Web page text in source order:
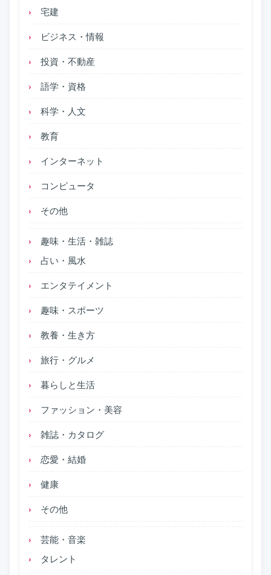
宅建
ビジネス・情報
投資・不動産
語学・資格
科学・人文
教育
インターネット
コンピュータ
その他
趣味・生活・雑誌
占い・風水
エンタテイメント
趣味・スポーツ
教養・生き方
旅行・グルメ
暮らしと生活
ファッション・美容
雑誌・カタログ
恋愛・結婚
健康
その他
芸能・音楽
タレント